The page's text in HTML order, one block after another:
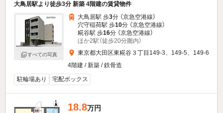
大鳥居駅より徒歩3分 新築 4階建の賃貸物件
すべての写真
大鳥居駅 歩3分 （京急空港線）
穴守稲荷駅 歩10分 （京急空港線）
糀谷駅 歩16分 （京急空港線）
ほか2駅（徒歩20分圏内）
東京都大田区東糀谷３丁目149-3、149-5、149-6
4階建 / 新築 / 鉄骨造
駐輪場あり
宅配ボックス
18.8万円